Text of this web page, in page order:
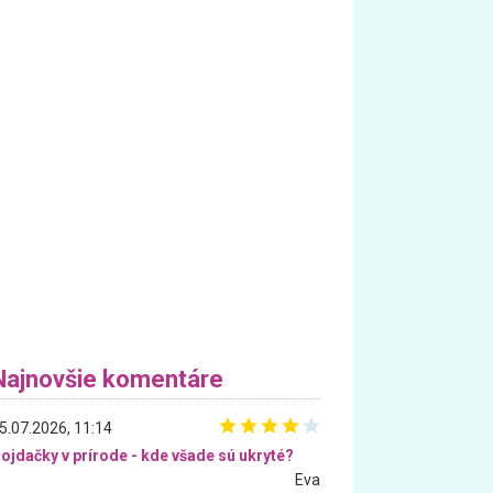
komentáre
11:14
v prírode - kde všade sú ukryté?
Eva